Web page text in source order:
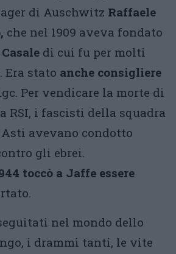
di Auschwitz Raffaele
che nel 1909 aveva fondato
di cui fu per molti
Era stato anche consigliere
Per vendicare la morte di
RSI, i fascisti della squadra
Asti avevano condotto
gli ebrei.
toccò a Jaffe essere
nel mondo dello
i drammi tanti, le vite